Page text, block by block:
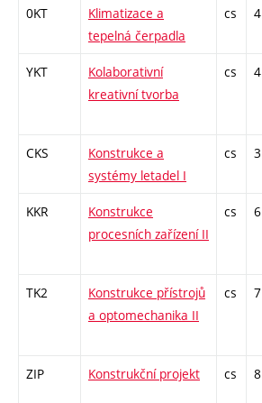
0KT
Klimatizace a
tepelná čerpadla
cs 4
YKT
Kolaborativní
kreativní tvorba
cs 4
CKS
Konstrukce a
systémy letadel I
cs 3
KKR
Konstrukce
procesních zařízení II
cs 6
TK2
Konstrukce přístrojů
a optomechanika II
cs 7
ZIP Konstrukční projekt cs 8